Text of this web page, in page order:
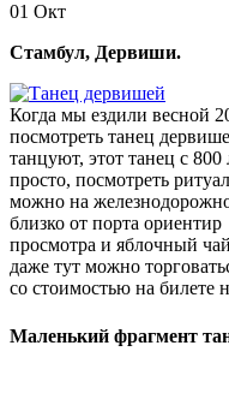
01 Окт
Стамбул, Дервиши.
Когда мы ездили весной
посмотреть танец
танцуют, этот танец с
просто, посмотреть
можно на
близко от порта
просмотра и яблочный
даже тут можно
со стоимостью на билете
Маленький фрагмент